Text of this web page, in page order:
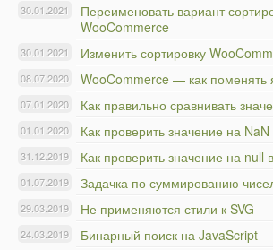
Переименовать вариант
WooCommerce
30.01.2021
Изменить сортировку
30.01.2021
WooCommerce — как поменять
08.07.2020
Как правильно сравнивать
07.01.2020
Как проверить значение на NaN
01.01.2020
Как проверить значение на null
31.12.2019
Задачка по суммированию
01.07.2019
Не применяются стили к SVG
29.03.2019
Бинарный поиск на JavaScript
24.03.2019